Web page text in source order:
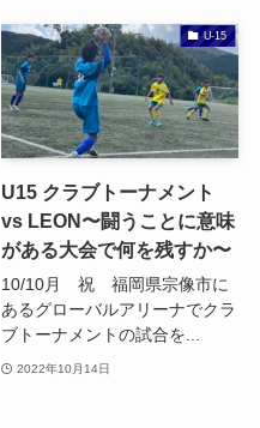
U-15
U15 クラブトーナメント
vs LEON〜闘うことに意味
がある大会で何を残すか〜
10/10月 祝 福岡県宗像市に
あるグローバルアリーナでクラ
ブトーナメントの試合を...
2022年10月14日